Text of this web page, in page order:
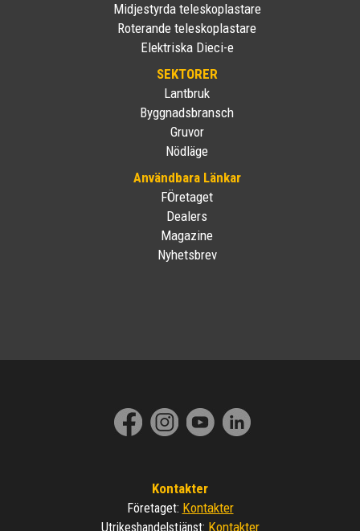
Midjestyrda teleskoplastare
Roterande teleskoplastare
Elektriska Dieci-e
SEKTORER
Lantbruk
Byggnadsbransch
Gruvor
Nödläge
Användbara Länkar
FÖretaget
Dealers
Magazine
Nyhetsbrev
Kontakter
Företaget: Kontakter
Utrikeshandelstjänst: Kontakter